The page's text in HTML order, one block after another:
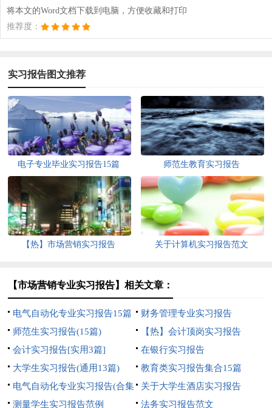
将本文的Word文档下载到电脑，方便收藏和打印
推荐度：
实习报告图文推荐
电子专业毕业实习报告15篇 师范生教育实习报告
【热】市场营销实习报告 关于计算机实习报告范文
【市场营销专业实习报告】相关文章：
电气自动化专业实习报告15篇
财务管理专业实习报告
师范生实习报告(15篇)
【热】会计顶岗实习报告
会计实习报告[实用3篇]
在银行实习报告
大学生实习报告(通用13篇)
教育类实习报告集合15篇
电气自动化专业实习报告(合集
13篇)
关于大学生酒店实习报告
测量学生实习报告范例
法务实习报告范文